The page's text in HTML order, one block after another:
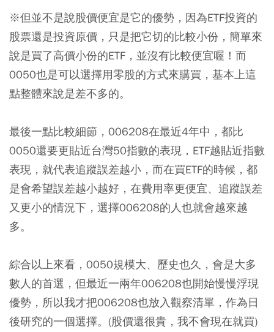
※但並不是說股價便宜是它的優勢，因為ETF投資的
股票還是投資原價，只是把它切的比較小份，簡單來
說是買了高價小份的ETF，並沒有比較便宜喔！而
0050也是可以選擇用零股的方式來購買，基本上這
點整體來說是差不多的。
最後一點比較細節，006208在最近4年中，都比
0050還要更貼近台灣50指數的表現，ETF越貼近指數
表現，就代表追蹤誤差越小，而在買ETF的時候，都
是會希望誤差越小越好，在費用率更便宜、追蹤誤差
又更小的情況下，選擇006208的人也就會越來越
多。
綜合以上來看，0050規模大、歷史也久，會是大多
數人的首選，但最近一兩年006208也開始慢慢浮現
優勢，所以我才把006208也放入觀察清單，作為日
後研究的一個選擇。(股價還很貴，我不會現在就買)